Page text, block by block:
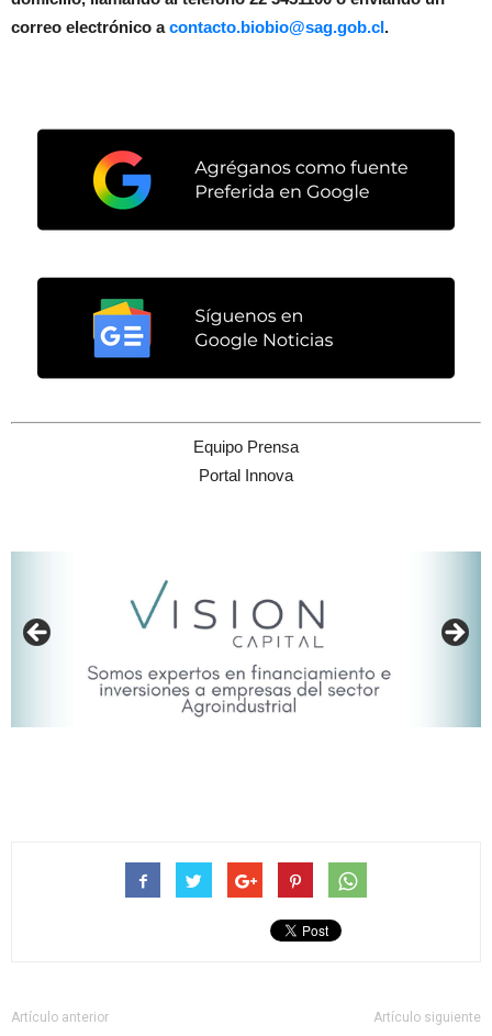
correo electrónico acontacto.biobio@sag.gob.cl.
Equipo Prensa
Portal Innova
Artículo anterior Artículo siguiente